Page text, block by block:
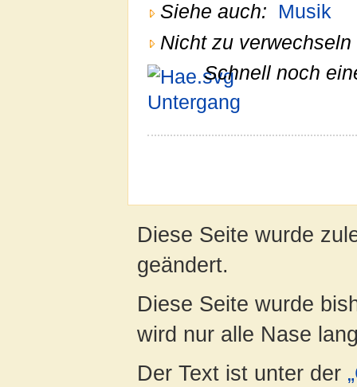
Siehe auch:
Musik
Nicht zu verwechseln
Schnell noch
Untergang
Diese Seite wurde
geändert.
Diese Seite wurde
wird nur alle Nase
Der Text ist unter der